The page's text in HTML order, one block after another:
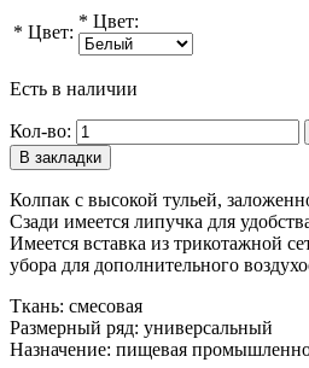
* Цвет:
* Цвет:
Есть в наличии
Кол-во:
В закладки
Колпак с высокой тульей,
Сзади имеется липучка для
Имеется вставка из трикотажной
убора для дополнительного
Ткань: смесовая
Размерный ряд: универсальный
Назначение: пищевая